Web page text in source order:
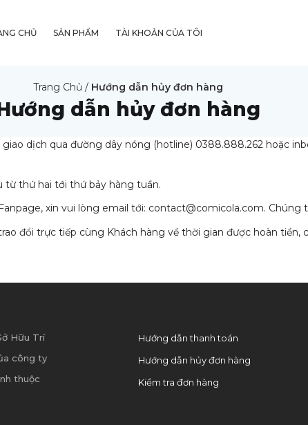
CHỦ SẢN PHẨM TÀI KHOẢN CỦA TÔI
Trang Chủ / Hướng dẫn hủy đơn hàng
dẫn hủy đơn hàng
dịch qua đường dây nóng (hotline) 0388.888.262 hoặc
từ thứ hai tới thứ bảy hàng tuần.
xin vui lòng email tới: contact@comicola.com. Chúng
đổi trực tiếp cùng Khách hàng về thời gian được hoàn tiền,
Hữu Trí
công ty
thuộc
Hướng dẫn thanh toán
Hướng dẫn hủy đơn hàng
Kiểm tra đơn hàng